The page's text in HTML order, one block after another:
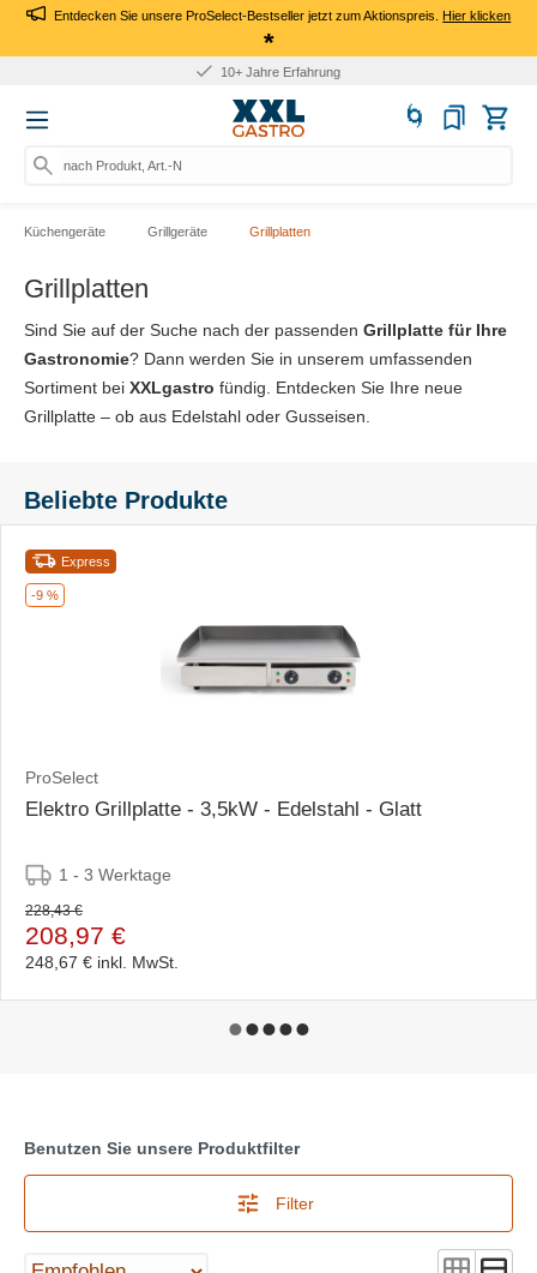
Entdecken Sie unsere ProSelect-Bestseller jetzt zum Aktionspreis.Hier klicken
*
Für Firmen: Kauf auf Rechnung
nach Produkt, Art.-Nr., Marke
Küchengeräte Grillgeräte Grillplatten
Grillplatten
Sind Sie auf der Suche nach der passenden Grillplatte für Ihre
Gastronomie? Dann werden Sie in unserem umfassenden
Sortiment bei XXLgastro fündig. Entdecken Sie Ihre neue
Grillplatte – ob aus Edelstahl oder Gusseisen.
Beliebte Produkte
-9 %
Express
ProSelect
Elektro Grillplatte - 3,5kW - Edelstahl - Glatt
1 - 3 Werktage
228,43 €
208,97 €
248,67 € inkl. MwSt.
Benutzen Sie unsere Produktfilter
Filter